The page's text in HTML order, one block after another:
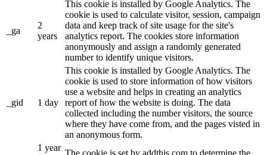
_ga
2
years
This cookie is installed by Google Analytics. The
cookie is used to calculate visitor, session, campaign
data and keep track of site usage for the site's
analytics report. The cookies store information
anonymously and assign a randomly generated
number to identify unique visitors.
_gid 1 day
This cookie is installed by Google Analytics. The
cookie is used to store information of how visitors
use a website and helps in creating an analytics
report of how the website is doing. The data
collected including the number visitors, the source
where they have come from, and the pages visted in
an anonymous form.
1 year